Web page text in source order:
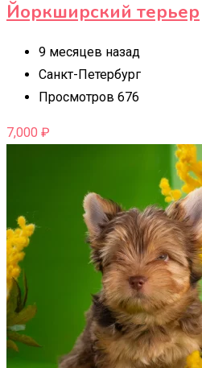
Йоркширский терьер
9 месяцев назад
Санкт-Петербург
Просмотров 676
7,000 ₽